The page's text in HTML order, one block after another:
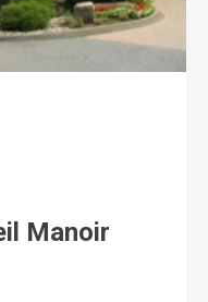
Manoir